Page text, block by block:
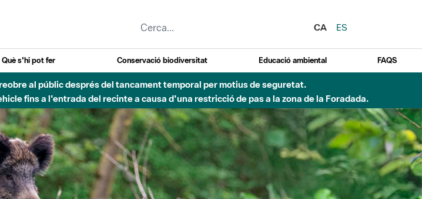
CA
ES
Què s'hi pot fer Conservació biodiversitat Educació ambiental FAQS
al públic després del tancament temporal per motius de seguretat.
fins a l'entrada del recinte a causa d'una restricció de pas a la zona de la Foradada.